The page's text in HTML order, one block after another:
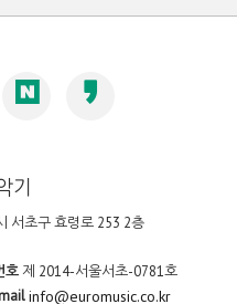
기
서초구 효령로 253 2층
호제 2014-서울서초-0781호
info@euromusic.co.kr